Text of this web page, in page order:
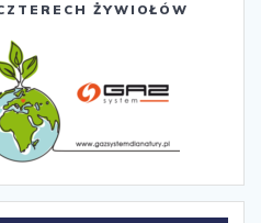
ŻYWIOŁÓW